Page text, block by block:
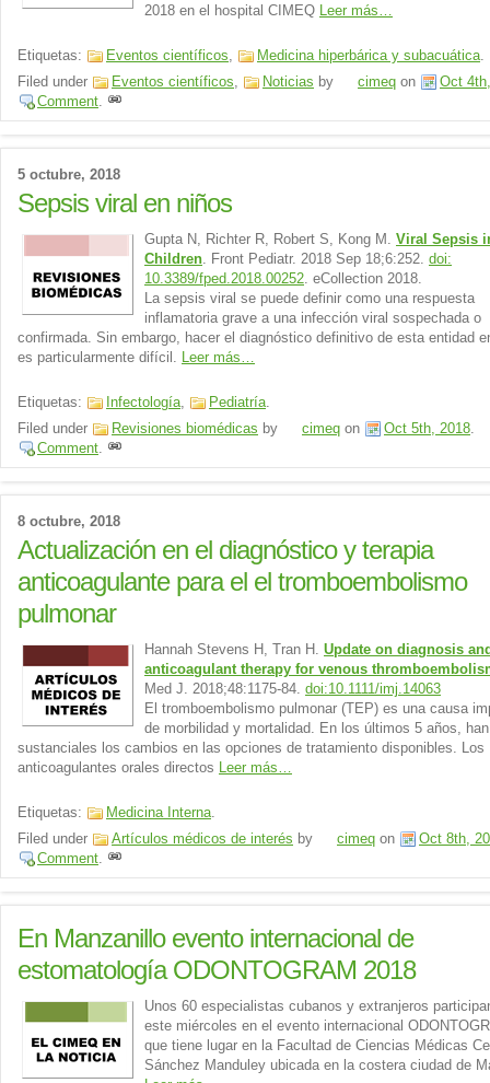
2018 en el hospital CIMEQ Leer más…
Etiquetas: Eventos científicos, Medicina hiperbárica y subacuática.
Filed under
Eventos científicos, Noticias by cimeq on
Oct
Comment.
5 octubre, 2018
Sepsis viral en niños
Gupta N, Richter R, Robert S, Kong M. Viral Sepsis
Children. Front Pediatr. 2018 Sep 18;6:252. doi:
10.3389/fped.2018.00252. eCollection 2018.
La sepsis viral se puede definir como una respuesta
inflamatoria grave a una infección viral sospechada o
confirmada. Sin embargo, hacer el diagnóstico definitivo de esta entidad
es particularmente difícil. Leer más…
Etiquetas: Infectología, Pediatría.
Filed under
Revisiones biomédicas by cimeq on Oct 5th, 2018.
Comment.
8 octubre, 2018
Actualización en el diagnóstico y terapia
anticoagulante para el el tromboembolismo
pulmonar
Hannah Stevens H, Tran H. Update on diagnosis
anticoagulant therapy for venous
Med J. 2018;48:1175-84. doi:10.1111/imj.14063
El tromboembolismo pulmonar (TEP) es una causa
de morbilidad y mortalidad. En los últimos 5 años,
sustanciales los cambios en las opciones de tratamiento disponibles. Los
anticoagulantes orales directos Leer más…
Etiquetas: Medicina Interna.
Filed under
Artículos médicos de interés by cimeq on
Oct 8th,
Comment.
En Manzanillo evento internacional de
estomatología ODONTOGRAM 2018
Unos 60 especialistas cubanos y extranjeros
este miércoles en el evento internacional
que tiene lugar en la Facultad de Ciencias Médicas
Sánchez Manduley ubicada en la costera ciudad de